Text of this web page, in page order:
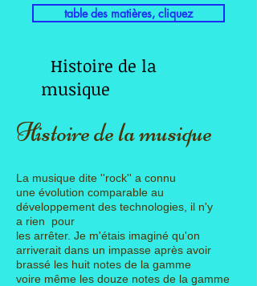
table des matières, cliquez
Histoire de la
musique
Histoire de la musique
La musique dite ''rock'' a connu
une évolution comparable au
développement des technologies, il n'y
a rien pour
les arrêter. Je m'étais imaginé qu'on
arriverait dans un impasse après avoir
brassé les huit notes de la gamme
voire même les douze notes de la gamme